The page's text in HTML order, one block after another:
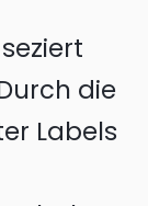
die
Labels